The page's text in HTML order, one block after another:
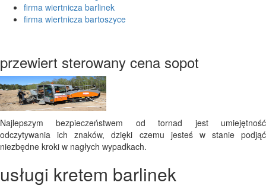
firma wiertnicza barlinek
firma wiertnicza bartoszyce
przewiert sterowany cena sopot
Najlepszym bezpieczeństwem od tornad jest umiejętność
odczytywania ich znaków, dzięki czemu jesteś w stanie podjąć
niezbędne kroki w nagłych wypadkach.
usługi kretem barlinek